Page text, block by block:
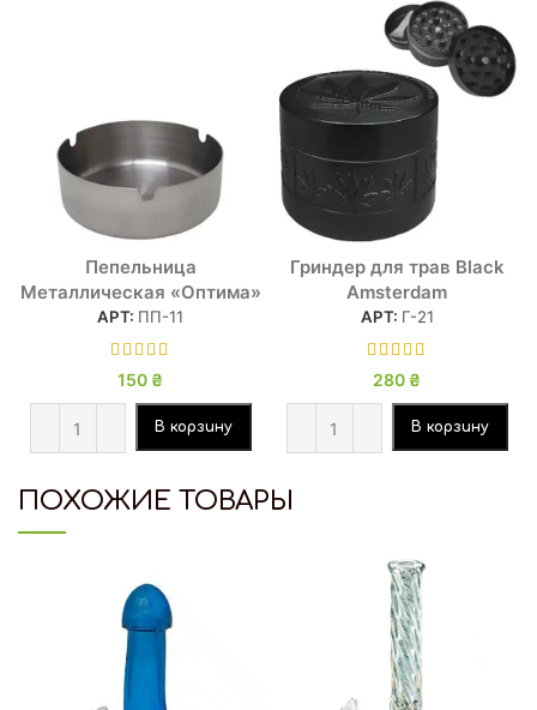
Пепельница
Металлическая «Оптима»
АРТ: ПП-11
150 ₴
В корзину
Гриндер для трав Black
Amsterdam
АРТ: Г-21
280 ₴
В корзину
ПОХОЖИЕ ТОВАРЫ